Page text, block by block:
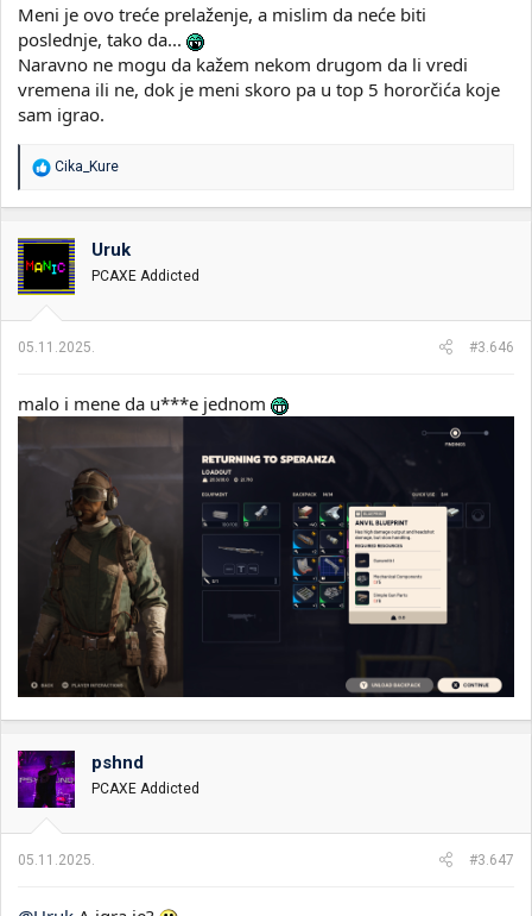
Meni je ovo treće prelaženje, a mislim da neće biti
poslednje, tako da...
Naravno ne mogu da kažem nekom drugom da li vredi
vremena ili ne, dok je meni skoro pa u top 5 hororčića koje
sam igrao.
R
a
o
v
a
n
:
Cika_Kure
Uruk
PCAXE Addicted
05.11.2025. #3.646
malo i mene da u***e jednom
pshnd
PCAXE Addicted
05.11.2025. #3.647